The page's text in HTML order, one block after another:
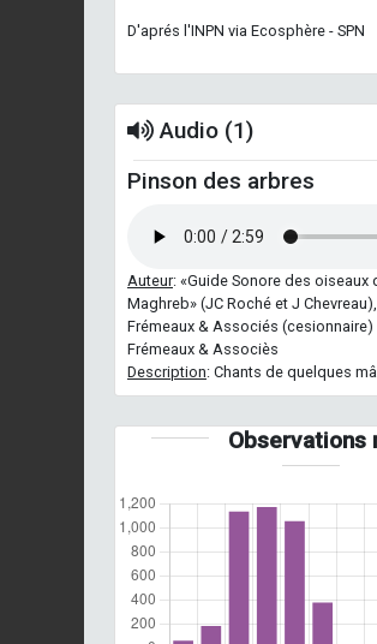
D'aprés l'INPN via Ecosphère - SPN
Audio (1)
Pinson des arbres
Auteur: «Guide Sonore des oiseaux
Maghreb» (JC Roché et J
Frémeaux & Associés
Frémeaux & Associès
Description: Chants de quelques
Observations